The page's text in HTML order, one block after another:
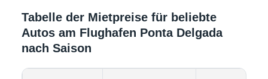
Tabelle der Mietpreise für beliebte
Autos am Flughafen Ponta Delgada
nach Saison